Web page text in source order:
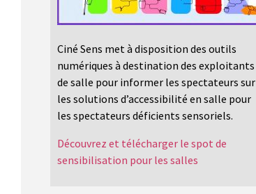
Ciné Sens met à disposition des outils
numériques à destination des exploitants
de salle pour informer les spectateurs sur
les solutions d’accessibilité en salle pour
les spectateurs déficients sensoriels.
Découvrez et télécharger le spot de
sensibilisation pour les salles